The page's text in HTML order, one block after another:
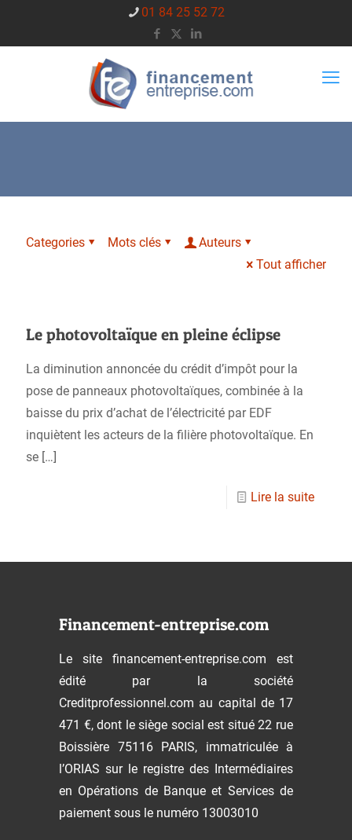
01 84 25 52 72
Categories Mots clés
Auteurs
Tout afficher
Le photovoltaïque en pleine éclipse
La diminution annoncée du crédit d’impôt pour la
pose de panneaux photovoltaïques, combinée à la
baisse du prix d’achat de l’électricité par EDF
inquiètent les acteurs de la filière photovoltaïque. En
se […]
Lire la suite
Financement-entreprise.com
Le site financement-entreprise.com est
édité par la société
Creditprofessionnel.com au capital de 17
471 €, dont le siège social est situé 22 rue
Boissière 75116 PARIS, immatriculée à
l’ORIAS sur le registre des Intermédiaires
en Opérations de Banque et Services de
paiement sous le numéro 13003010